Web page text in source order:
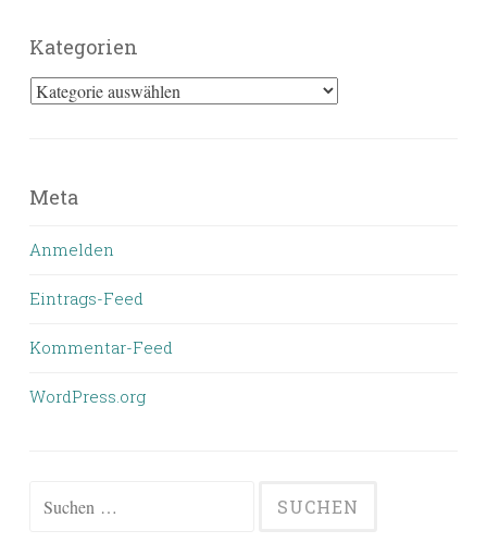
Kategorien
Kategorien
Meta
Anmelden
Eintrags-Feed
Kommentar-Feed
WordPress.org
Suchen